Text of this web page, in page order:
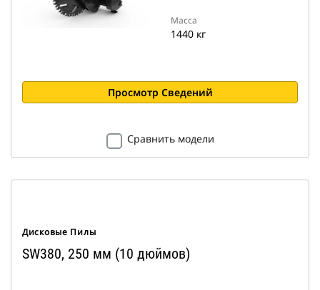
Масса
1440 кг
Просмотр Сведений
Сравнить модели
Дисковые Пилы
SW380, 250 мм (10 дюймов)